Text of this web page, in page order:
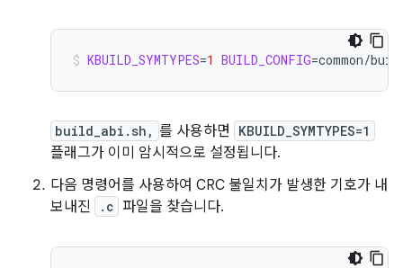
KBUILD_SYMTYPES=1 BUILD_CONFIG=common/
build_abi.sh, 를 사용하면 KBUILD_SYMTYPES=1
플래그가 이미 암시적으로 설정됩니다.
다음 명령어를 사용하여 CRC 불일치가 발생한 기호가 내
보내진
.c 파일을 찾습니다.